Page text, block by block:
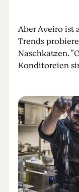
Aber Aveiro ist
Trends
Naschkatzen.
Konditoreien